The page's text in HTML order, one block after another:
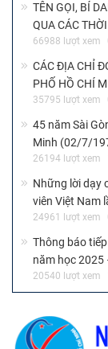
TÊN GỌI, BÍ
QUA CÁC
66988 lượt xem
CÁC ĐỊA CHỈ
PHỐ HỒ CHÍ
35795 lượt xem
45 năm Sài
Minh (02/7/
26194 lượt xem
Những lời dạy
viên Việt Nam
24961 lượt xem
Thông báo
năm học 2025
20540 lượt xem